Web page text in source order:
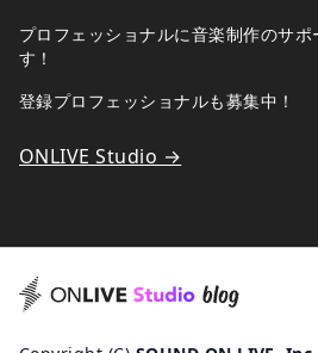
プロフェッショナルに音楽制作のサポ
す！
登録プロフェッショナルも募集中！
ONLIVE Studio →